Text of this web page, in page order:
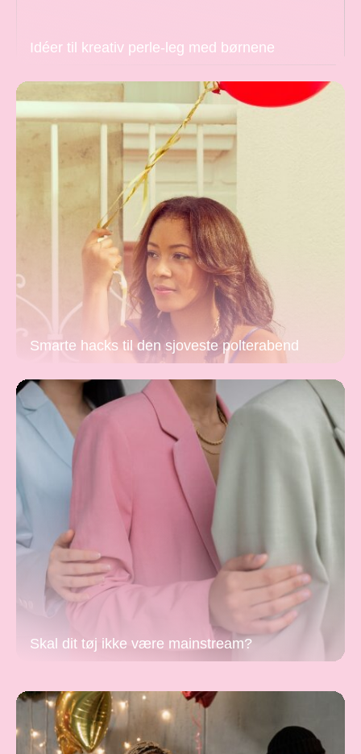
Idéer til kreativ perle-leg med børnene
Smarte hacks til den sjoveste polterabend
Skal dit tøj ikke være mainstream?